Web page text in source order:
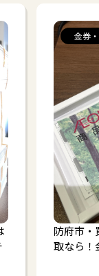
金券
防府市・
取なら！